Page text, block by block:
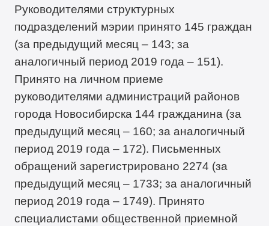
Руководителями структурных
подразделений мэрии принято 145 граждан
(за предыдущий месяц – 143; за
аналогичный период 2019 года – 151).
Принято на личном приеме
руководителями администраций районов
города Новосибирска 144 гражданина (за
предыдущий месяц – 160; за аналогичный
период 2019 года – 172). Письменных
обращений зарегистрировано 2274 (за
предыдущий месяц – 1733; за аналогичный
период 2019 года – 1749). Принято
специалистами общественной приемной